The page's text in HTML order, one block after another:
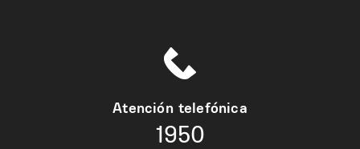
Atención telefónica
1950